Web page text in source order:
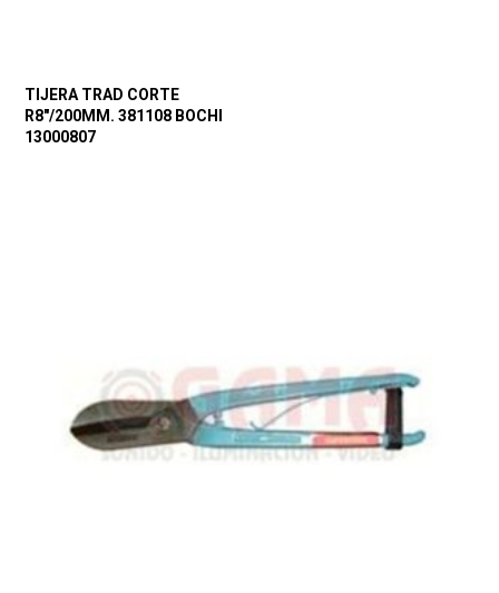
TIJERA TRAD CORTE
R8″/200MM. 381108 BOCHI
13000807